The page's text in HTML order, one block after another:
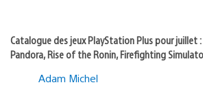
Catalogue des jeux PlayStation Plus pour juillet
Pandora, Rise of the Ronin, Firefighting
Adam Michel